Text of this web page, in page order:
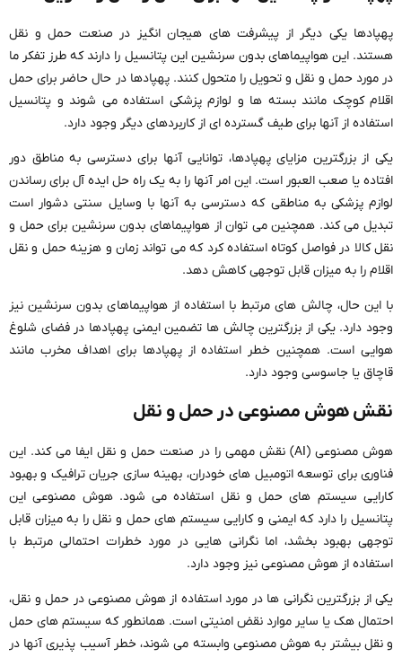
پهپادها یکی دیگر از پیشرفت های هیجان انگیز در صنعت حمل و نقل
هستند. این هواپیماهای بدون سرنشین این پتانسیل را دارند که طرز تفکر ما
در مورد حمل و نقل و تحویل را متحول کنند. پهپادها در حال حاضر برای حمل
اقلام کوچک مانند بسته ها و لوازم پزشکی استفاده می شوند و پتانسیل
استفاده از آنها برای طیف گسترده ای از کاربردهای دیگر وجود دارد.
یکی از بزرگترین مزایای پهپادها، توانایی آنها برای دسترسی به مناطق دور
افتاده یا صعب العبور است. این امر آنها را به یک راه حل ایده آل برای رساندن
لوازم پزشکی به مناطقی که دسترسی به آنها با وسایل سنتی دشوار است
تبدیل می کند. همچنین می توان از هواپیماهای بدون سرنشین برای حمل و
نقل کالا در فواصل کوتاه استفاده کرد که می تواند زمان و هزینه حمل و نقل
اقلام را به میزان قابل توجهی کاهش دهد.
با این حال، چالش های مرتبط با استفاده از هواپیماهای بدون سرنشین نیز
وجود دارد. یکی از بزرگترین چالش ها تضمین ایمنی پهپادها در فضای شلوغ
هوایی است. همچنین خطر استفاده از پهپادها برای اهداف مخرب مانند
قاچاق یا جاسوسی وجود دارد.
نقش هوش مصنوعی در حمل و نقل
هوش مصنوعی (AI) نقش مهمی را در صنعت حمل و نقل ایفا می کند. این
فناوری برای توسعه اتومبیل های خودران، بهینه سازی جریان ترافیک و بهبود
کارایی سیستم های حمل و نقل استفاده می شود. هوش مصنوعی این
پتانسیل را دارد که ایمنی و کارایی سیستم های حمل و نقل را به میزان قابل
توجهی بهبود بخشد، اما نگرانی هایی در مورد خطرات احتمالی مرتبط با
استفاده از هوش مصنوعی نیز وجود دارد.
یکی از بزرگترین نگرانی ها در مورد استفاده از هوش مصنوعی در حمل و نقل،
احتمال هک یا سایر موارد نقض امنیتی است. همانطور که سیستم های حمل
و نقل بیشتر به هوش مصنوعی وابسته می شوند، خطر آسیب پذیری آنها در